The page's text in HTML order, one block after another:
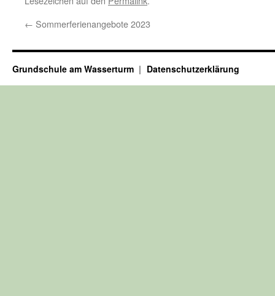
← Sommerferienangebote 2023
Grundschule am Wasserturm Datenschutzerklärung